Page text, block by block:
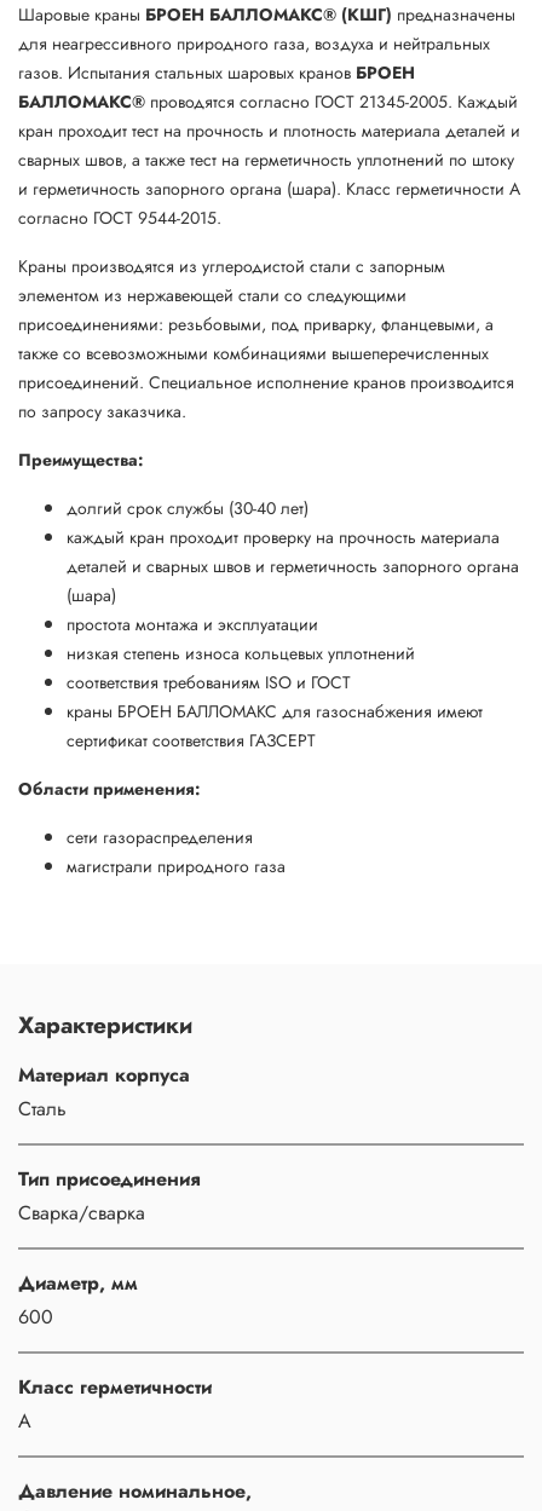
Шаровые краны БРОЕН БАЛЛОМАКС® (КШГ) предназначены
для неагрессивного природного газа, воздуха и нейтральных
газов. Испытания стальных шаровых кранов БРОЕН
БАЛЛОМАКС® проводятся согласно ГОСТ 21345-2005. Каждый
кран проходит тест на прочность и плотность материала деталей и
сварных швов, а также тест на герметичность уплотнений по штоку
и герметичность запорного органа (шара). Класс герметичности А
согласно ГОСТ 9544-2015.
Краны производятся из углеродистой стали с запорным
элементом из нержавеющей стали со следующими
присоединениями: резьбовыми, под приварку, фланцевыми, а
также со всевозможными комбинациями вышеперечисленных
присоединений. Специальное исполнение кранов производится
по запросу заказчика.
Преимущества:
долгий срок службы (30-40 лет)
каждый кран проходит проверку на прочность материала
деталей и сварных швов и герметичность запорного органа
(шара)
простота монтажа и эксплуатации
низкая степень износа кольцевых уплотнений
соответствия требованиям ISO и ГОСТ
краны БРОЕН БАЛЛОМАКС для газоснабжения имеют
сертификат соответствия ГАЗСЕРТ
Области применения:
сети газораспределения
магистрали природного газа
Характеристики
Материал корпуса
Сталь
Тип присоединения
Сварка/сварка
Диаметр, мм
600
Класс герметичности
A
Давление номинальное,